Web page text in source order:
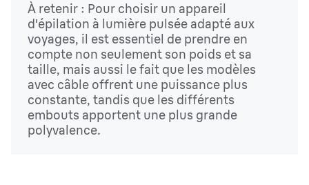
À retenir : Pour choisir un appareil
d'épilation à lumière pulsée adapté aux
voyages, il est essentiel de prendre en
compte non seulement son poids et sa
taille, mais aussi le fait que les modèles
avec câble offrent une puissance plus
constante, tandis que les différents
embouts apportent une plus grande
polyvalence.